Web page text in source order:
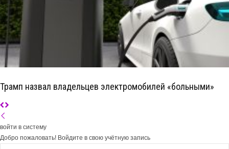
Трамп назвал владельцев электромобилей «больными»
войти в систему
Добро пожаловать! Войдите в свою учётную запись